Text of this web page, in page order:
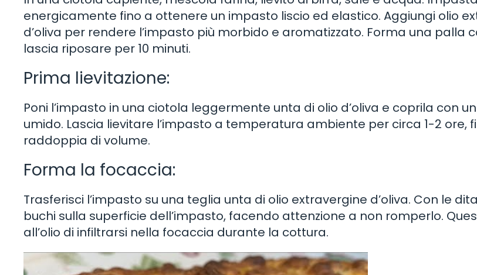
energicamente fino a ottenere un impasto liscio ed elastico. Aggiungi olio
d’oliva per rendere l’impasto più morbido e aromatizzato. Forma una palla
lascia riposare per 10 minuti.
Prima lievitazione:
Poni l’impasto in una ciotola leggermente unta di olio d’oliva e coprila con
umido. Lascia lievitare l’impasto a temperatura ambiente per circa 1-2 ore,
raddoppia di volume.
Forma la focaccia:
Trasferisci l’impasto su una teglia unta di olio extravergine d’oliva. Con le
buchi sulla superficie dell’impasto, facendo attenzione a non romperlo.
all’olio di infiltrarsi nella focaccia durante la cottura.